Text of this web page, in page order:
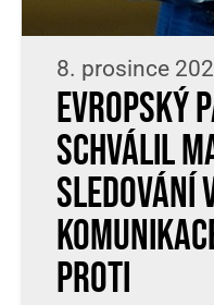
8. prosince
Evropský
schválil
sledování
proti